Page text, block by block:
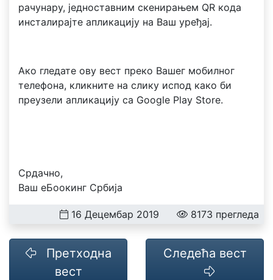
рачунару, једноставним скенирањем QR кода
инсталирајте апликацију на Ваш уређај.
Ако гледате ову вест преко Вашег мобилног
телефона, кликните на слику испод како би
преузели апликацију са Google Play Store.
Срдачно,
Ваш еБоокинг Србија
16 Децембар 2019 8173 прегледа
Претходна
вест
Следећа вест